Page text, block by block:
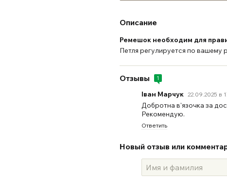
Описание
Ремешок необходим для
Петля регулируется по вашему
Отзывы 1
Іван Марчук 22.09.2025 в
Добротна в'язочка за
Рекомендую.
Ответить
Новый отзыв или